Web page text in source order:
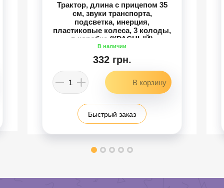
Трактор, длина с прицепом 35
см, звуки транспорта,
подсветка, инерция,
пластиковые колеса, 3 колоды,
в коробке (КРАСНЫЙ)
332 грн.
Быстрый заказ